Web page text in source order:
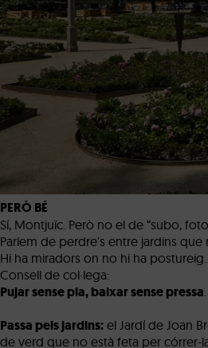
PERÒ BÉ
Sí, Montjuïc. Però no el de “subo,
Parlem de perdre's entre jardins
Hi ha miradors on no hi ha
Consell de col·lega:
Pujar sense pla, baixar sense pressa
Passa pels jardins: el Jardí de Joan
de verd que no està feta per córrer-